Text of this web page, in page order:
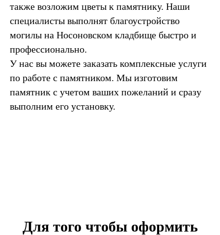
также возложим цветы к памятнику. Наши
специалисты выполнят благоустройство
могилы на Носоновском кладбище быстро и
профессионально.
У нас вы можете заказать комплексные услуги
по работе с памятником. Мы изготовим
памятник с учетом ваших пожеланий и сразу
выполним его установку.
Для того чтобы оформить